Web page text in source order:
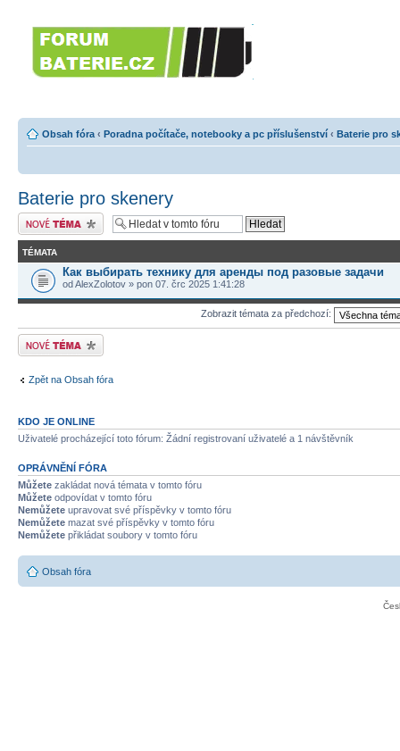
Obsah fóra ‹ Poradna počítače, notebooky a pc příslušenství ‹ Baterie pro
Baterie pro skenery
Odeslat nové téma
TÉMATA
Как выбирать технику для аренды под разовые задачи
od AlexZolotov » pon 07. črc 2025 1:41:28
Zobrazit témata za předchozí:
Odeslat nové téma
Zpět na Obsah fóra
KDO JE ONLINE
Uživatelé procházející toto fórum: Žádní registrovaní uživatelé a 1 návštěvník
OPRÁVNĚNÍ FÓRA
Můžete zakládat nová témata v tomto fóru
Můžete odpovídat v tomto fóru
Nemůžete upravovat své příspěvky v tomto fóru
Nemůžete mazat své příspěvky v tomto fóru
Nemůžete přikládat soubory v tomto fóru
Obsah fóra